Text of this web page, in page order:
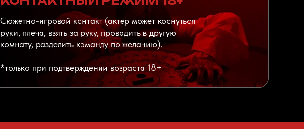
Сюжетно-игровой контакт (актер может коснуться
руки, плеча, взять за руку, проводить в другую
комнату, разделить команду по желанию).
*только при подтверждении возраста 18+